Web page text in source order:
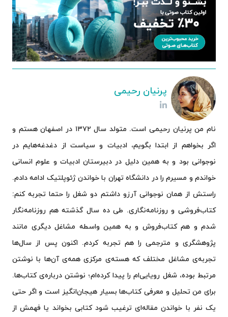
پرنیان رحیمی
نام من پرنیان رحیمی است. متولد سال ۱۳۷۲ در اصفهان هستم و
اگر بخواهم از ابتدا بگویم، ادبیات و سیاست از دغدغه‌هایم در
نوجوانی بود و به همین دلیل در دبیرستان ادبیات و علوم انسانی
خواندم و مسیرم را در دانشگاه تهران با خواندن ژئوپلتیک ادامه دادم.
راستش از همان نوجوانی آرزو داشتم دو شغل را حتما تجربه کنم:
کتاب‌فروشی و روزنامه‌نگاری. طی ده سال‌ گذشته هم روزنامه‌نگار
شدم و هم کتاب‌فروش و به همین واسطه مشاغل دیگری مانند
پژوهشگری و مترجمی را هم تجربه کردم. اکنون پس از سال‌ها
تجربه‌ی مشاغل مختلف که هسته‌ی مرکزی همه‌ی آن‌ها با نوشتن
مرتبط بوده، شغل رویایی‌ام را پیدا کرده‌ام؛ نوشتن درباره‌ی کتاب‌ها.
برای من تحلیل و معرفی کتاب‌ها بسیار هیجان‌انگیز است و اگر حتی
یک نفر با خواندن مقاله‌ای ترغیب شود کتابی بخواند یا فهمش از